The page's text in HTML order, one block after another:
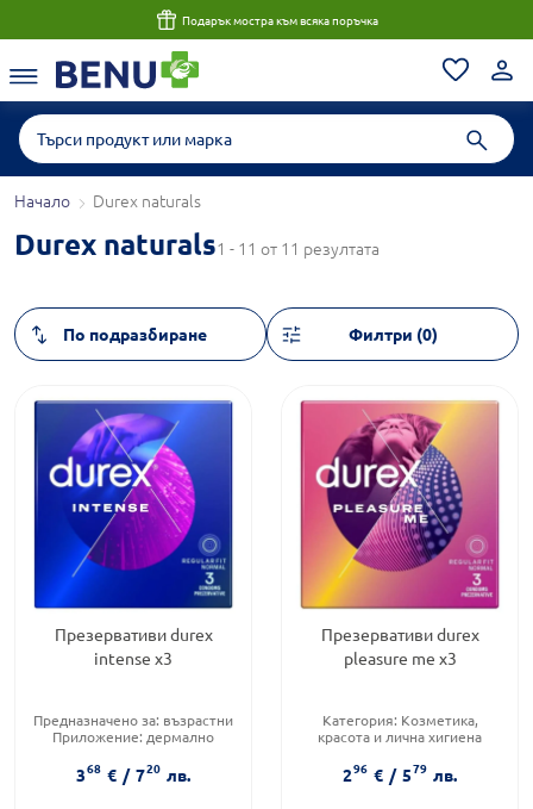
Подарък мостра към всяка поръчка
Начало Durex naturals
Durex naturals1 - 11 от 11 резултата
Филтри (0)
Презервативи durex
intense x3
Предназначено за: възрастни
Приложение: дермално
презервативи
368 € / 720 лв.
Презервативи durex
pleasure me х3
Категория: Козметика,
красота и лична хигиена
Приложение:дермално
296 € / 579 лв.